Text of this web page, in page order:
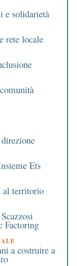
e solidarietà
rete locale
Ets
al territorio
Factoring
a costruire a